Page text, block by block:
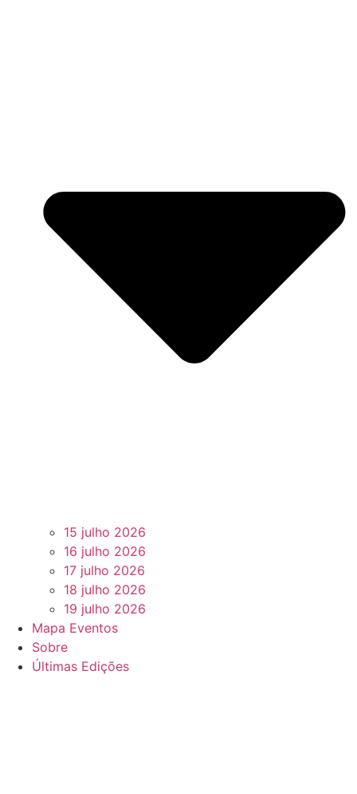
15 julho 2026
16 julho 2026
17 julho 2026
18 julho 2026
19 julho 2026
Mapa Eventos
Sobre
Últimas Edições